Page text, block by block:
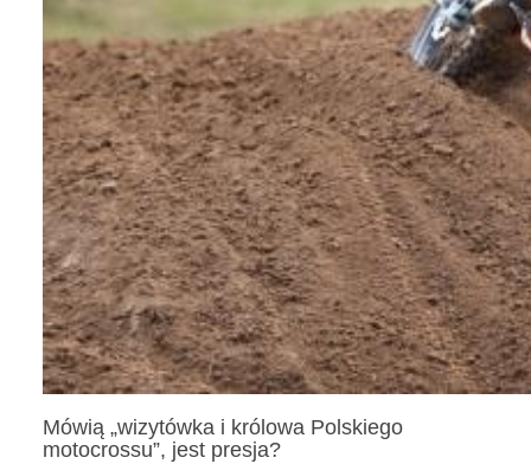
Mówią „wizytówka i królowa Polskiego
motocrossu”, jest presja?